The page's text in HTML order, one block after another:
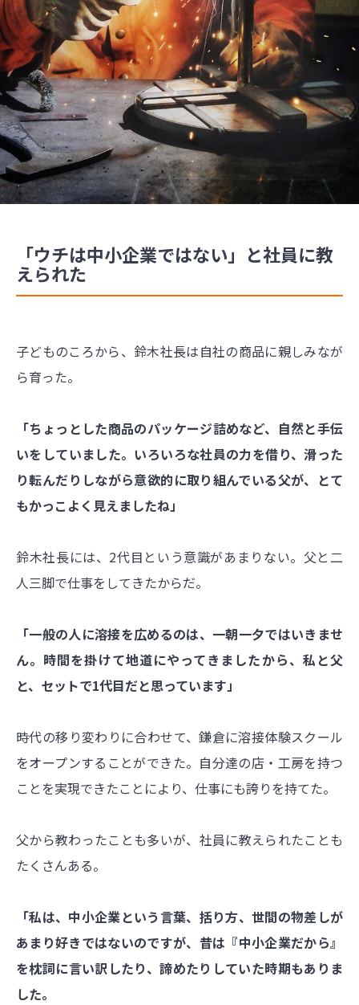
「ウチは中小企業ではない」と社員に教
えられた
子どものころから、鈴木社長は自社の商品に親しみなが
ら育った。
「ちょっとした商品のパッケージ詰めなど、自然と手伝
いをしていました。いろいろな社員の力を借り、滑った
り転んだりしながら意欲的に取り組んでいる父が、とて
もかっこよく見えましたね」
鈴木社長には、2代目という意識があまりない。父と二
人三脚で仕事をしてきたからだ。
「一般の人に溶接を広めるのは、一朝一夕ではいきませ
ん。時間を掛けて地道にやってきましたから、私と父
と、セットで1代目だと思っています」
時代の移り変わりに合わせて、鎌倉に溶接体験スクール
をオープンすることができた。自分達の店・工房を持つ
ことを実現できたことにより、仕事にも誇りを持てた。
父から教わったことも多いが、社員に教えられたことも
たくさんある。
「私は、中小企業という言葉、括り方、世間の物差しが
あまり好きではないのですが、昔は『中小企業だから』
を枕詞に言い訳したり、諦めたりしていた時期もありま
した。